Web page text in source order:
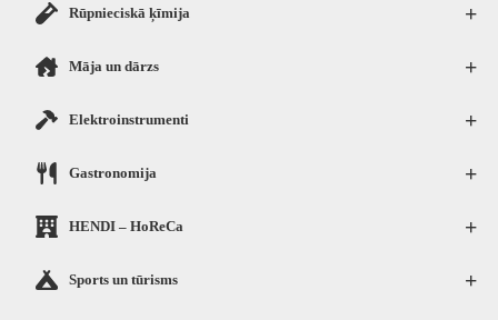
+
Rūpnieciskā ķīmija
+
Māja un dārzs
+
Elektroinstrumenti
+
Gastronomija
+
HENDI – HoReCa
+
Sports un tūrisms